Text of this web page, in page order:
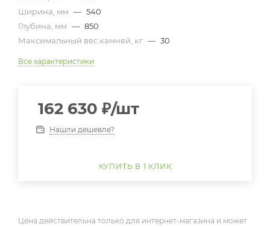
Ширина, мм — 540
Глубина, мм — 850
Максимальный вес камней, кг — 30
Все характеристики
162 630 ₽/шт
Нашли дешевле?
КУПИТЬ В 1 КЛИК
Цена действительна только для интернет-магазина и может